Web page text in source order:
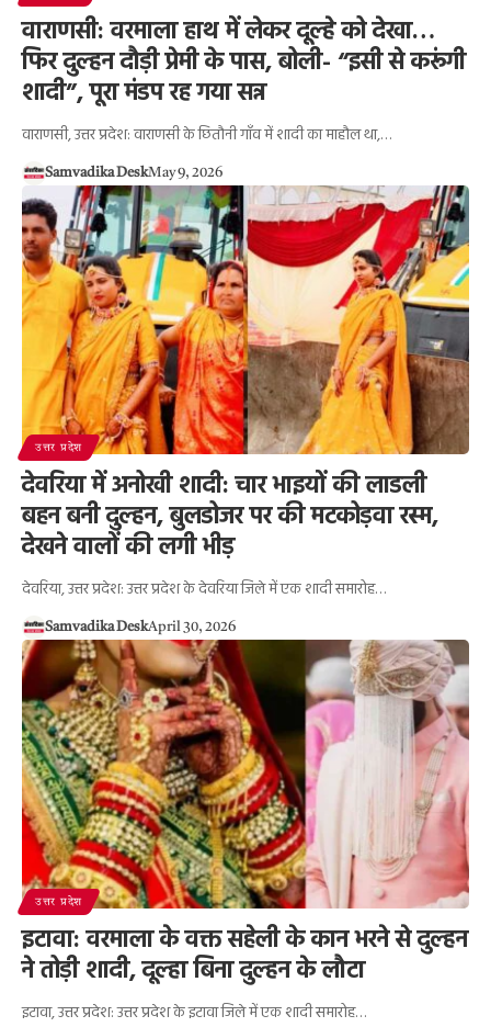
वाराणसी: वरमाला हाथ में लेकर दूल्हे को देखा…
फिर दुल्हन दौड़ी प्रेमी के पास, बोली- “इसी से करूंगी
शादी”, पूरा मंडप रह गया सन्न
वाराणसी, उत्तर प्रदेश: वाराणसी के छितौनी गाँव में शादी का माहौल था,…
Samvadika DeskMay 9, 2026
उत्तर प्रदेश
देवरिया में अनोखी शादी: चार भाइयों की लाडली
बहन बनी दुल्हन, बुलडोजर पर की मटकोड़वा रस्म,
देखने वालों की लगी भीड़
देवरिया, उत्तर प्रदेश: उत्तर प्रदेश के देवरिया जिले में एक शादी समारोह…
Samvadika DeskApril 30, 2026
उत्तर प्रदेश
इटावा: वरमाला के वक्त सहेली के कान भरने से दुल्हन
ने तोड़ी शादी, दूल्हा बिना दुल्हन के लौटा
इटावा, उत्तर प्रदेश: उत्तर प्रदेश के इटावा जिले में एक शादी समारोह…